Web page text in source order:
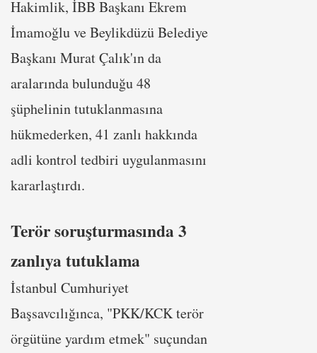
Hakimlik, İBB Başkanı Ekrem
İmamoğlu ve Beylikdüzü Belediye
Başkanı Murat Çalık'ın da
aralarında bulunduğu 48
şüphelinin tutuklanmasına
hükmederken, 41 zanlı hakkında
adli kontrol tedbiri uygulanmasını
kararlaştırdı.
Terör soruşturmasında 3
zanlıya tutuklama
İstanbul Cumhuriyet
Başsavcılığınca, "PKK/KCK terör
örgütüne yardım etmek" suçundan